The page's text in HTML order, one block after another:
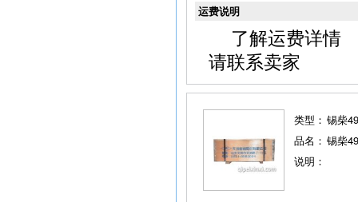
运费说明
了解运费详情
请联系卖家
类型： 锡柴
品名： 锡柴
说明：